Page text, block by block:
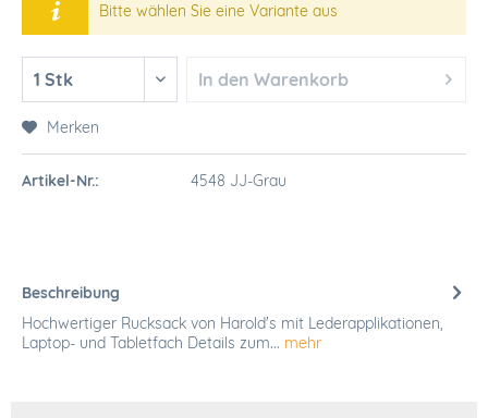
Bitte wählen Sie eine Variante aus
In den Warenkorb
Merken
Artikel-Nr.: 4548 JJ-Grau
Beschreibung
Hochwertiger Rucksack von Harold's mit Lederapplikationen,
Laptop- und Tabletfach Details zum... mehr